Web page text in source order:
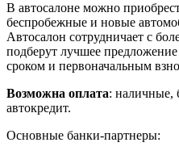
В автосалоне можно
беспробежные и новые
Автосалон сотрудничает с
подберут лучшее
сроком и первоначальным
Возможна оплата: наличные,
автокредит.
Основные банки-партнеры: